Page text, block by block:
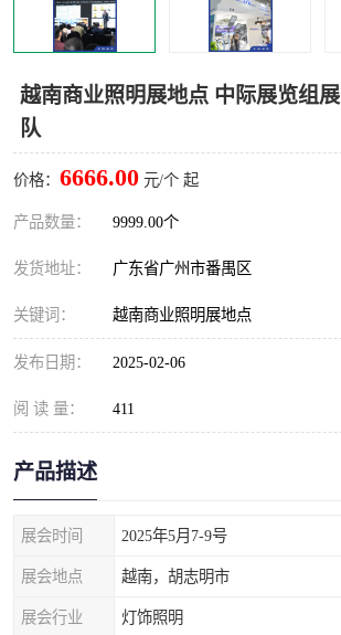
越南商业照明展地点 中际展览组
队
价格： 6666.00 元/个 起
产品数量： 9999.00个
发货地址： 广东省广州市番禺区
关键词： 越南商业照明展地点
发布日期： 2025-02-06
阅 读 量： 411
产品描述
展会时间 2025年5月7-9号
展会地点 越南，胡志明市
展会行业 灯饰照明